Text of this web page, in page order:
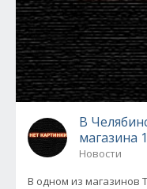
В
магазина
Новости
В одном из магазинов